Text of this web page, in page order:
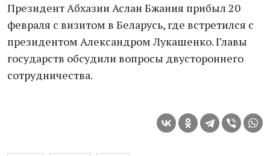
Президент Абхазии Аслан Бжания прибыл 20
февраля с визитом в Беларусь, где встретился с
президентом Александром Лукашенко. Главы
государств обсудили вопросы двустороннего
сотрудничества.